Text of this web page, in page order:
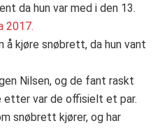
da hun var med i den 13.
2017.
å kjøre snøbrett, da hun vant
Nilsen, og de fant raskt
etter var de offisielt et par.
snøbrett kjører, og har